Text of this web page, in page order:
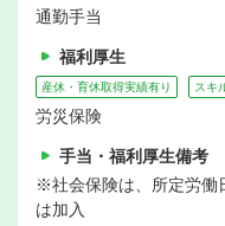
通勤手当
福利厚生
産休・育休取得実績有り スキ
労災保険
手当・福利厚生備考
※社会保険は、所定労働
は加入